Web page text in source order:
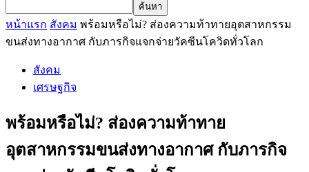
หน้าแรก สังคม พร้อมหรือไม่? ส่องความท้าทายอุตสาหกรรม
ขนส่งทางอากาศ กับภารกิจแจกจ่ายวัคซีนโควิดทั่วโลก
สังคม
เศรษฐกิจ
พร้อมหรือไม่? ส่องความท้าทาย
อุตสาหกรรมขนส่งทางอากาศ กับภารกิจ